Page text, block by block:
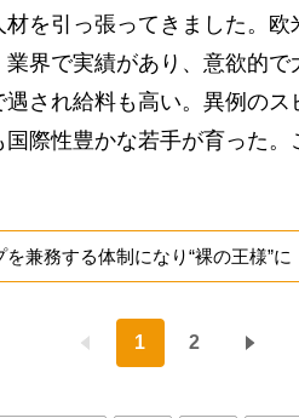
を引っ張ってきました。欧
界で実績があり、意欲的
され給料も高い。異例の
国際性豊かな若手が育った
兼務する体制になり“裸の王様”に
1 2